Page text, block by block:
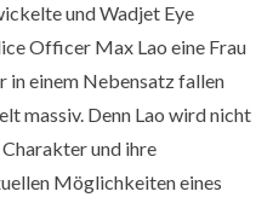
und Wadjet Eye
Officer Max Lao eine Frau
in einem Nebensatz fallen
massiv. Denn Lao wird nicht
und ihre
Möglichkeiten eines